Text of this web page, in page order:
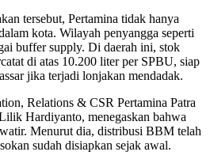
tersebut, Pertamina tidak hanya
kota. Wilayah penyangga seperti
buffer supply. Di daerah ini, stok
di atas 10.200 liter per SPBU, siap
jika terjadi lonjakan mendadak.
Relations & CSR Pertamina Patra
Hardiyanto, menegaskan bahwa
Menurut dia, distribusi BBM telah
sudah disiapkan sejak awal.